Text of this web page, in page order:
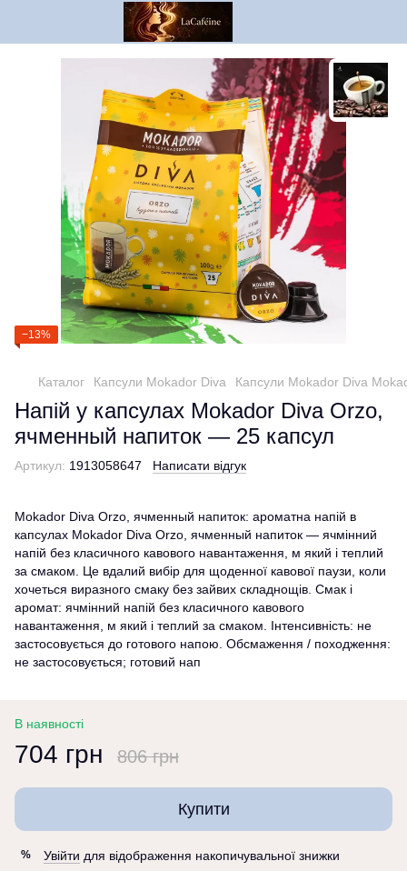
−13%
Каталог Капсули Mokador Diva Капсули Mokador Diva
Напій у капсулах Mokador Diva Orzo,
ячменный напиток — 25 капсул
Артикул: 1913058647 Написати відгук
Mokador Diva Orzo, ячменный напиток: ароматна напій в
капсулах Mokador Diva Orzo, ячменный напиток — ячмінний
напій без класичного кавового навантаження, м який і теплий
за смаком. Це вдалий вибір для щоденної кавової паузи, коли
хочеться виразного смаку без зайвих складнощів. Смак і
аромат: ячмінний напій без класичного кавового
навантаження, м який і теплий за смаком. Інтенсивність: не
застосовується до готового напою. Обсмаження / походження:
не застосовується; готовий нап
В наявності
704 грн 806 грн
Купити
% Увійти для відображення накопичувальної знижки